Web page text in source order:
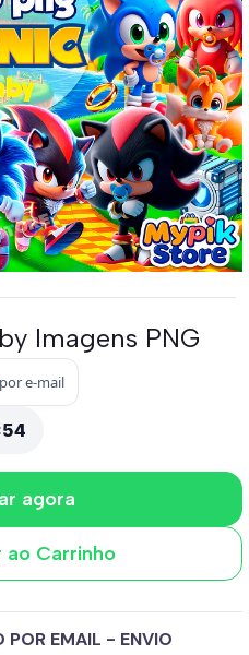
Imagens PNG
por e-mail
:53
ao Carrinho
agora
POR EMAIL - ENVIO